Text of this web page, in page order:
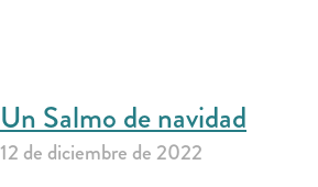
Un Salmo de navidad
12 de diciembre de 2022